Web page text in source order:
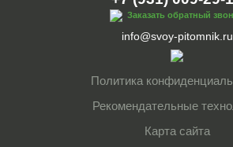
Заказать обратный
info@svoy-pitomnik.ru
Политика
Рекомендательные
Карта сайта